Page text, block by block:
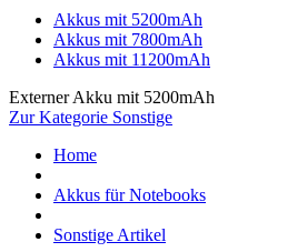
Akkus mit 5200mAh
Akkus mit 7800mAh
Akkus mit 11200mAh
Externer Akku mit 5200mAh
Zur Kategorie Sonstige
Home
Akkus für Notebooks
Sonstige Artikel